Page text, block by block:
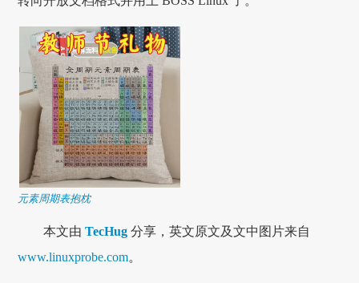
元素周期表抱枕
本文由TecHug 分享，英文原文及文中图片来自
www.linuxprobe.com。